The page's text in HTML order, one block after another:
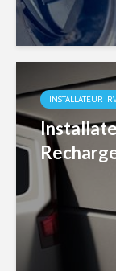
INSTALLATEUR